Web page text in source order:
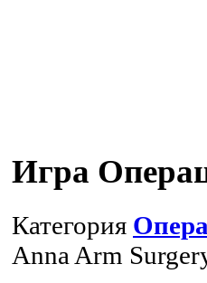
Игра
Категория
Anna Arm